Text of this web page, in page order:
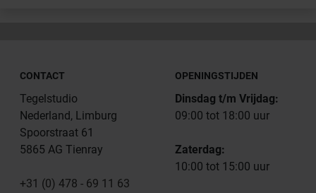
CONTACT
Tegelstudio
Nederland, Limburg
Spoorstraat 61
5865 AG Tienray
+31 (0) 478 - 69 11 63
OPENINGSTIJDEN
Dinsdag t/m Vrijdag:
09:00 tot 18:00 uur
Zaterdag:
10:00 tot 15:00 uur